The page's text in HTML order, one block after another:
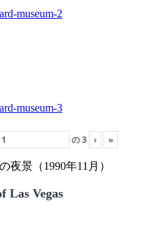
の3 › »
夜景（1990年11月）
Las Vegas